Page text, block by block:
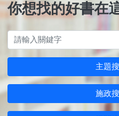
你想找的好書在
主題
施政